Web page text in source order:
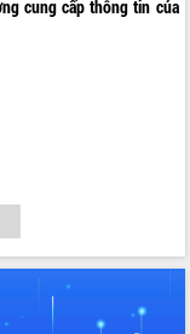
cung cấp thông tin của